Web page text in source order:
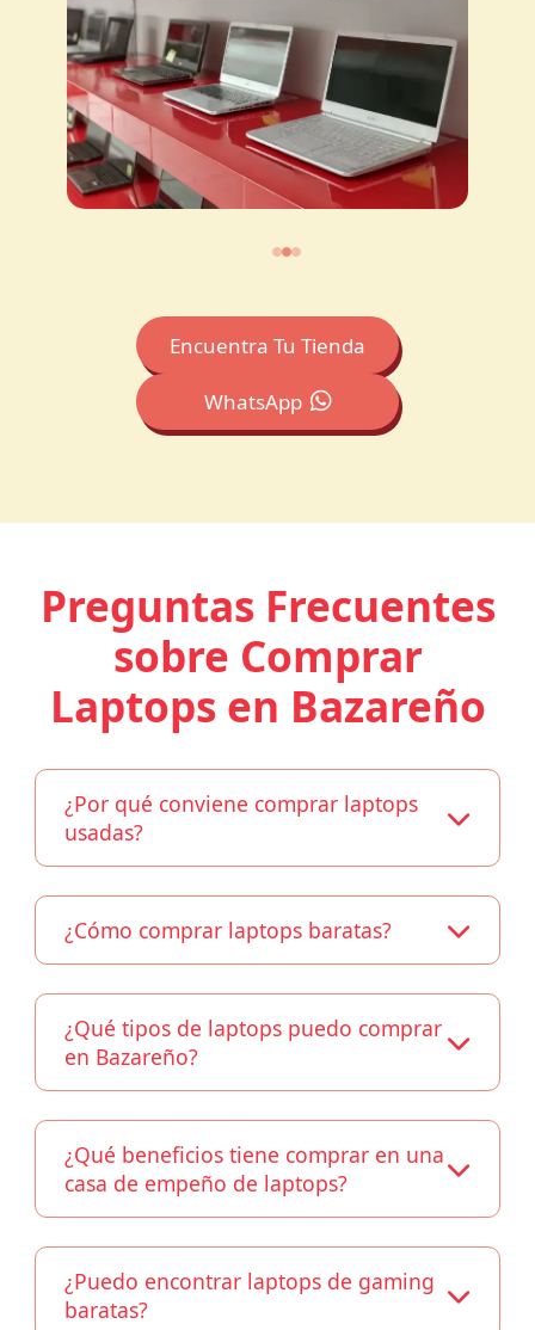
Encuentra Tu Tienda
WhatsApp
Preguntas Frecuentes
sobre Comprar
Laptops en Bazareño
¿Por qué conviene comprar laptops
usadas?
¿Cómo comprar laptops baratas?
¿Qué tipos de laptops puedo comprar
en Bazareño?
¿Qué beneficios tiene comprar en una
casa de empeño de laptops?
¿Puedo encontrar laptops de gaming
baratas?